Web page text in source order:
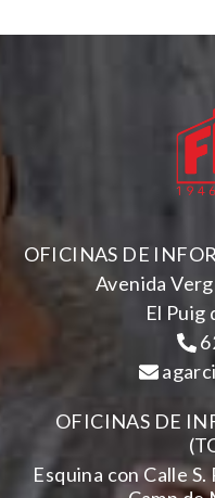
OFICINAS DE
Avenida
El Puig
OFICINAS DE
Esquina con Calle